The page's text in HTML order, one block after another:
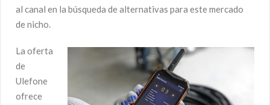
al canal en la búsqueda de alternativas para este mercado
de nicho.
La oferta
de
Ulefone
ofrece